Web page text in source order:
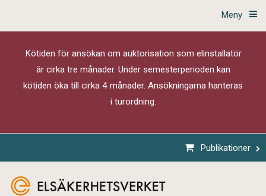
Meny
Kötiden för ansökan om auktorisation som elinstallatör
är cirka tre månader. Under semesterperioden kan
kötiden öka till cirka 4 månader. Ansökningarna hanteras
i turordning.
Publikationer